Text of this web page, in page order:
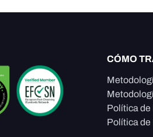
CÓMO
Política
Política